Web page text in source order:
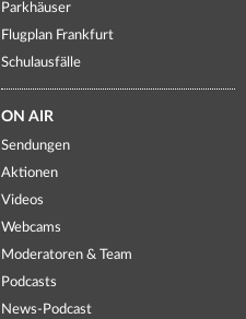
Parkhäuser
Flugplan Frankfurt
Schulausfälle
ON AIR
Sendungen
Aktionen
Videos
Webcams
Moderatoren & Team
Podcasts
News-Podcast